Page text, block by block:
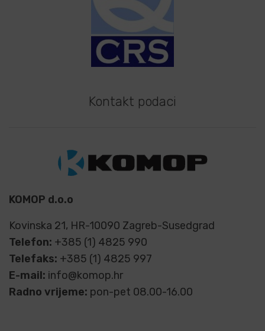
Kontakt podaci
KOMOP d.o.o
Kovinska 21, HR-10090 Zagreb-Susedgrad
Telefon: +385 (1) 4825 990
Telefaks: +385 (1) 4825 997
E-mail: info@komop.hr
Radno vrijeme: pon-pet 08.00-16.00